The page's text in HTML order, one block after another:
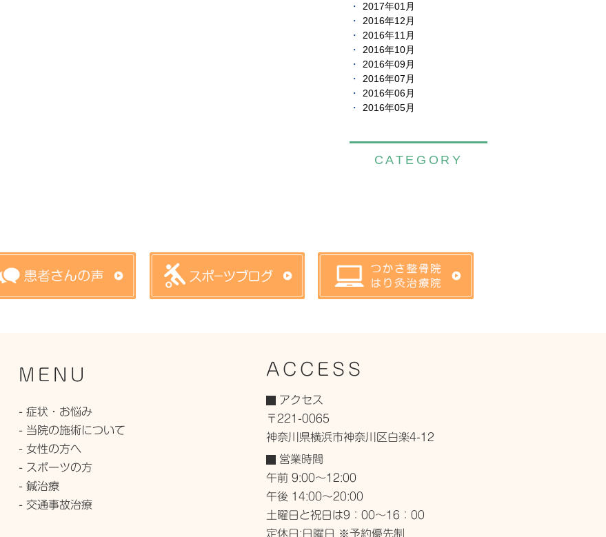
2017年01月
2016年12月
2016年11月
2016年10月
2016年09月
2016年07月
2016年06月
2016年05月
CATEGORY
MENU
- 症状・お悩み
- 当院の施術について
- 女性の方へ
- スポーツの方
- 鍼治療
- 交通事故治療
ACCESS
アクセス
〒221-0065
神奈川県横浜市神奈川区白楽4-12
営業時間
午前 9:00～12:00
午後 14:00～20:00
土曜日と祝日は9：00～16：00
定休日:日曜日 ※予約優先制